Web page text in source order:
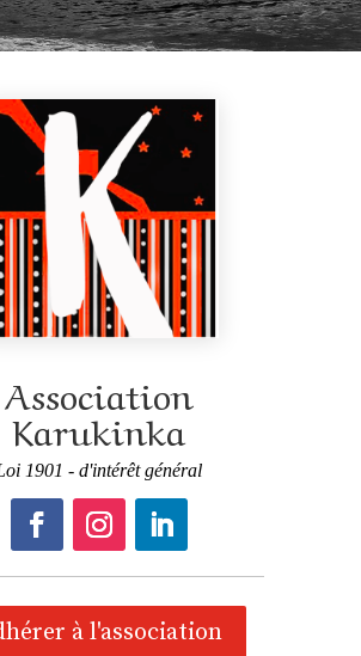
Association
Karukinka
1901 - d'intérêt général
à l'association